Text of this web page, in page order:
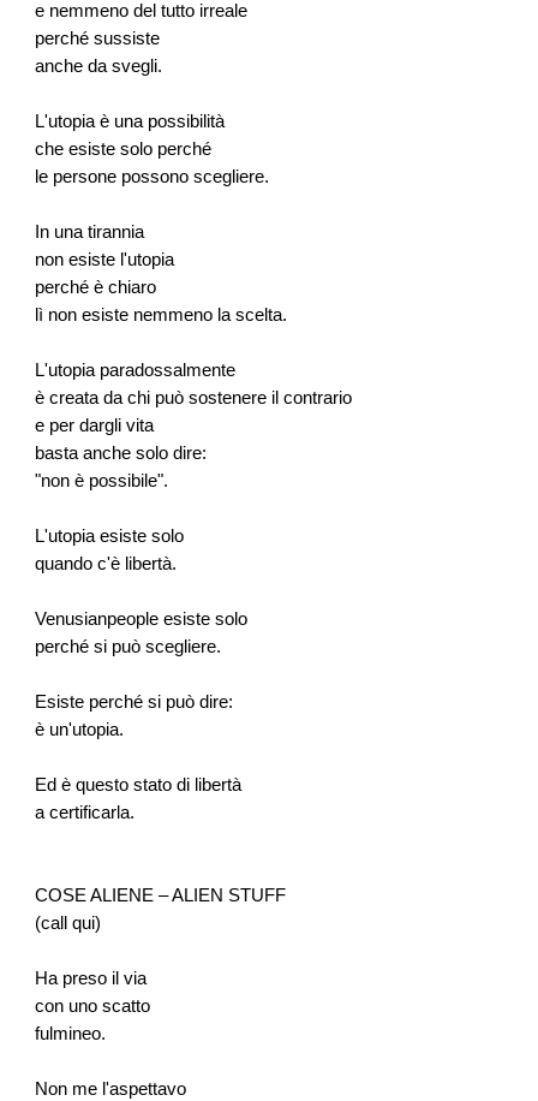
e nemmeno del tutto irreale
perché sussiste
anche da svegli.
L'utopia è una possibilità
che esiste solo perché
le persone possono scegliere.
In una tirannia
non esiste l'utopia
perché è chiaro
lì non esiste nemmeno la scelta.
L'utopia paradossalmente
è creata da chi può sostenere il contrario
e per dargli vita
basta anche solo dire:
"non è possibile".
L'utopia esiste solo
quando c'è libertà.
Venusianpeople esiste solo
perché si può scegliere.
Esiste perché si può dire:
è un'utopia.
Ed è questo stato di libertà
a certificarla.
COSE ALIENE – ALIEN STUFF
(call qui)
Ha preso il via
con uno scatto
fulmineo.
Non me l'aspettavo